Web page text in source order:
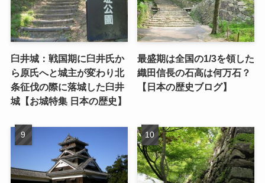
臼井城：戦国期に臼井氏か
ら原氏へと城主が変わり北
条征伐の際に落城した臼井
城【お城特集 日本の歴史】
最盛期は全国の1/3を領した
織田信長の石高は何万石？
【日本の歴史ブログ】